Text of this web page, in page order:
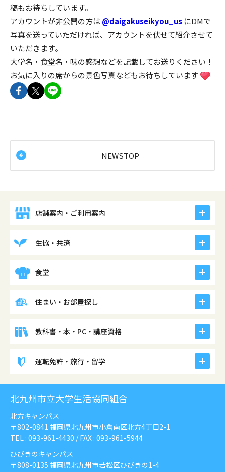
稿もお待ちしています。
アカウントが非公開の方は @daigakuseikyou_us にDMで
写真を送っていただければ、アカウントを伏せて紹介させて
いただきます。
大学名・食堂名・味の感想などを記載してお送りください！
お気に入りの席からの景色写真などもお待ちしています
facebookでshareできます
twitterでshareできます
NEWSTOP
店舗案内・ご利用案内
生協・共済
食堂
住まい・お部屋探し
教科書・本・PC・講座資格
運転免許・旅行・留学
北九州市立大学生活協同組合
北方キャンパス
〒802-0841 福岡県北九州市小倉南区北方4丁目2-1
TEL : 093-961-4430 / FAX : 093-961-5944
ひびきのキャンパス
〒808-0135 福岡県北九州市若松区ひびきの1-4